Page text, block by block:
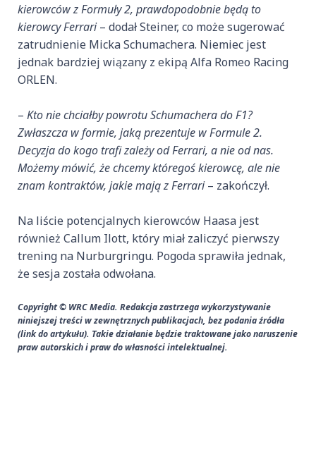
kierowców z Formuły 2, prawdopodobnie będą to
kierowcy Ferrari– dodał Steiner, co może sugerować
zatrudnienie Micka Schumachera. Niemiec jest
jednak bardziej wiązany z ekipą Alfa Romeo Racing
ORLEN.
– Kto nie chciałby powrotu Schumachera do F1?
Zwłaszcza w formie, jaką prezentuje w Formule 2.
Decyzja do kogo trafi zależy od Ferrari, a nie od nas.
Możemy mówić, że chcemy któregoś kierowcę, ale nie
znam kontraktów, jakie mają z Ferrari– zakończył.
Na liście potencjalnych kierowców Haasa jest
również Callum Ilott, który miał zaliczyć pierwszy
trening na Nurburgringu. Pogoda sprawiła jednak,
że sesja została odwołana.
Copyright © WRC Media. Redakcja zastrzega wykorzystywanie
niniejszej treści w zewnętrznych publikacjach, bez podania źródła
(link do artykułu). Takie działanie będzie traktowane jako naruszenie
praw autorskich i praw do własności intelektualnej.